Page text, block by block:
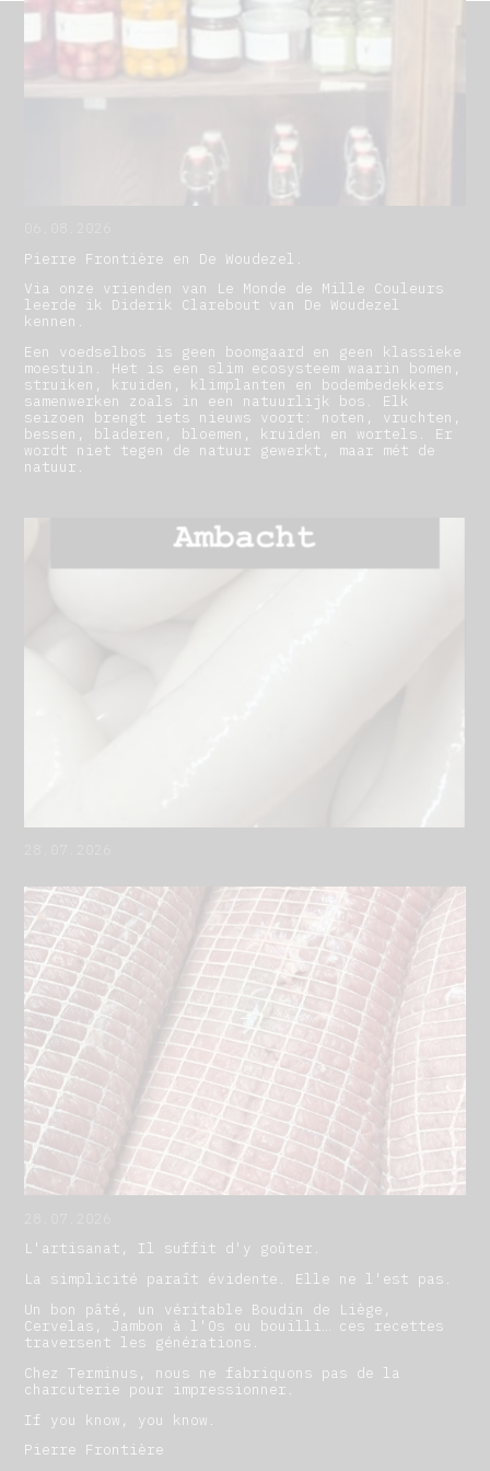
Pierre Frontière en De Woudezel.
Via onze vrienden van Le Monde de Mille Couleurs
leerde ik Diderik Clarebout van De Woudezel
kennen.
Een voedselbos is geen boomgaard en geen klassieke
moestuin. Het is een slim ecosysteem waarin bomen,
struiken, kruiden, klimplanten en bodembedekkers
samenwerken zoals in een natuurlijk bos. Elk
seizoen brengt iets nieuws voort: noten, vruchten,
bessen, bladeren, bloemen, kruiden en wortels. Er
wordt niet tegen de natuur gewerkt, maar mét de
natuur.
L'artisanat, Il suffit d'y goûter.
La simplicité paraît évidente. Elle ne l'est pas.
Un bon pâté, un véritable Boudin de Liège,
Cervelas, Jambon à l'Os ou bouilli… ces recettes
traversent les générations.
Chez Terminus, nous ne fabriquons pas de la
charcuterie pour impressionner.
If you know, you know.
Pierre Frontière
VACATURES